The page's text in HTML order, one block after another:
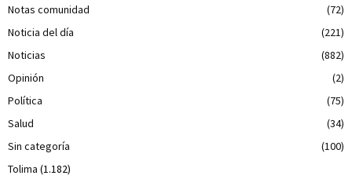
Notas comunidad
(72)
Noticia del día
(221)
Noticias
(882)
Opinión
(2)
Política
(75)
Salud
(34)
Sin categoría
(100)
Tolima (1.182)